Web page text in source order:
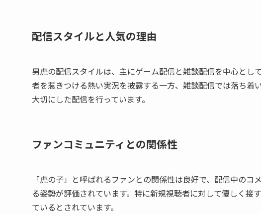
配信スタイルと人気の理由
男虎の配信スタイルは、主にゲーム配信と雑談配信を中心とし
者を惹きつける熱い実況を披露する一方、雑談配信では落ち着
大切にした配信を行っています。
ファンコミュニティとの関係性
「虎の子」と呼ばれるファンとの関係性は良好で、配信中の
る姿勢が評価されています。特に新規視聴者に対して優しく
ているとされています。